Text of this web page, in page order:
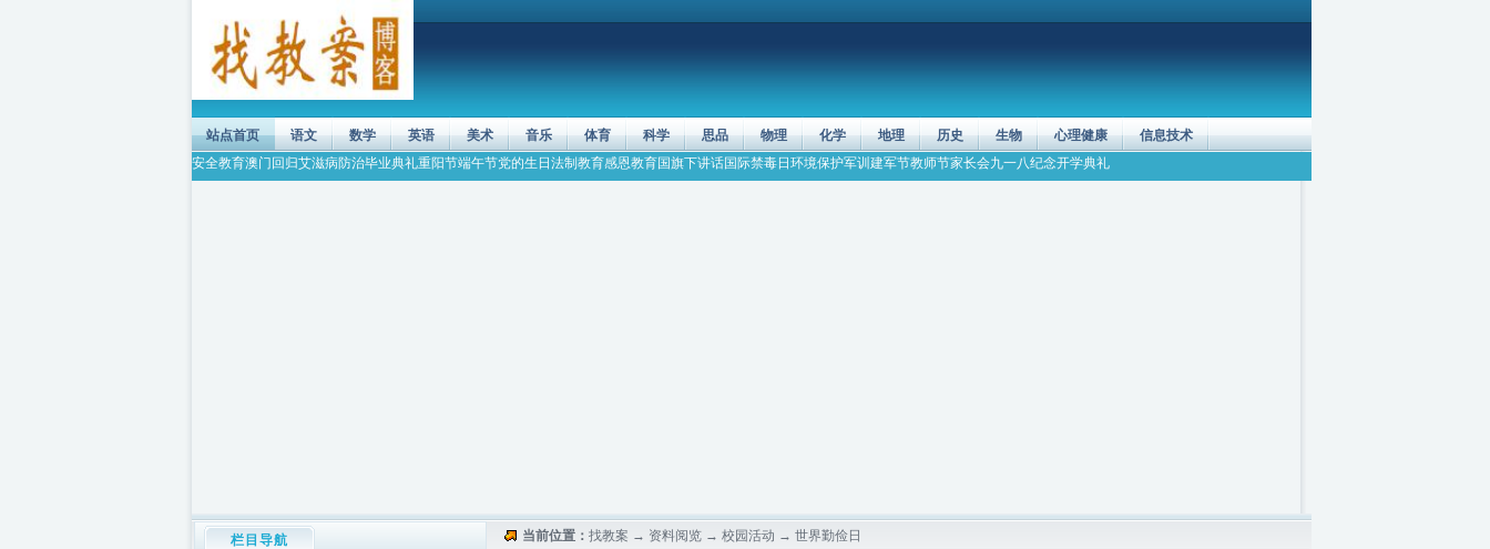
站点首页 语文 数学 英语 美术 音乐 体育 科学 思品 物理 化学 地理 历史 生物 心理健康
信息技术
安全教育澳门回归艾滋病防治毕业典礼重阳节端午节党的生日 法制教育感恩教育国旗下讲话国际禁毒日 环境保护军训 建军节教师节家长会九一八纪念开学典礼
当前位置： 找教案 → 资料阅览→ 校园活动 → 世界勤俭日
栏目导航